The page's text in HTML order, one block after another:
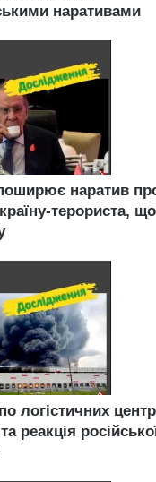
наративами
наратив
терориста,
логістичних
реакція